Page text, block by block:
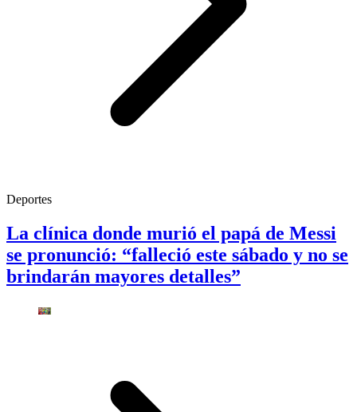
Deportes
La clínica donde murió el papá de Messi
se pronunció: “falleció este sábado y no se
brindarán mayores detalles”